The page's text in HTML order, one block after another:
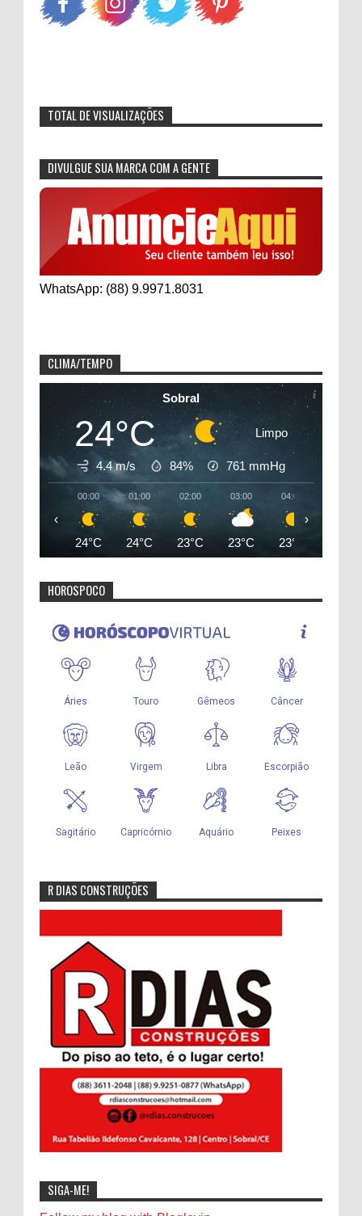
TOTAL DE VISUALIZAÇÕES
DIVULGUE SUA MARCA COM A GENTE
WhatsApp: (88) 9.9971.8031
CLIMA/TEMPO
Sobral
24°C Limpo
4.4 m/s 84% 761mmHg
00:00
24°C
01:00
24°C
02:00
23°C
03:00
23°C
04:00
23°C
‹ ›
HOROSPOCO
R DIAS CONSTRUÇÕES
SIGA-ME!